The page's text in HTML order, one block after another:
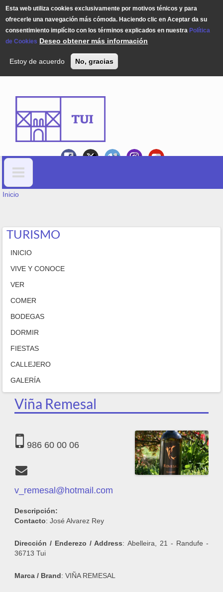
Esta web utiliza cookies exclusivamente por motivos ténicos y para
ofrecerle una navegación más cómoda. Haciendo clic en Aceptar da su
consentimiento implícito con los términos explicados en nuestra Política
de Cookies Deseo obtener más información
Estoy de acuerdo No, gracias
Formulario de búsqueda
USTED ESTÁ AQUÍ
Inicio
TURISMO
INICIO
VIVE Y CONOCE
VER
COMER
BODEGAS
DORMIR
FIESTAS
CALLEJERO
GALERÍA
Viña Remesal
986 60 00 06
v_remesal@hotmail.com
Descripción:
Contacto: José Alvarez Rey
Dirección / Enderezo / Address: Abelleira, 21 - Randufe -
36713 Tui
Marca / Brand: VIÑA REMESAL